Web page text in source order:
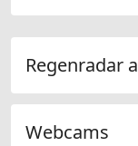
Regenradar
Webcams